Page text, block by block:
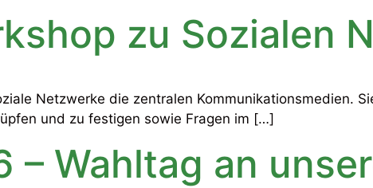
zu Sozialen
Netzwerke die zentralen Kommunikationsmedien.
und zu festigen sowie Fragen im […]
– Wahltag an